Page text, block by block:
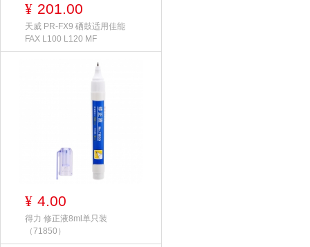
¥ 201.00
天威 PR-FX9 硒鼓适用佳能
FAX L100 L120 MF
¥ 4.00
得力 修正液8ml单只装
（71850）